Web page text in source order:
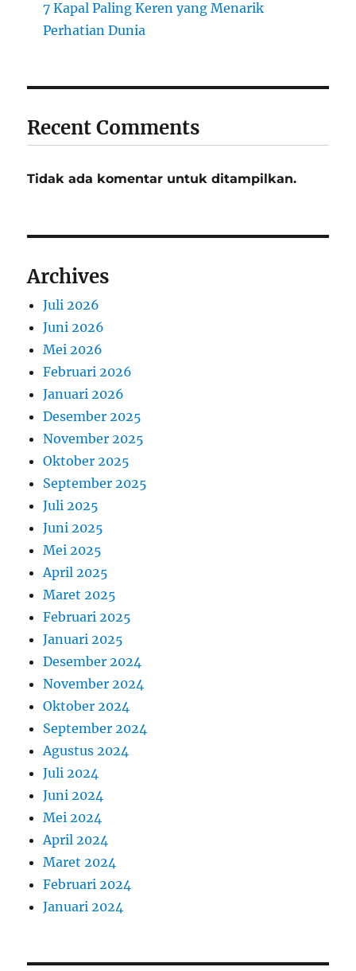
7 Kapal Paling Keren yang Menarik
Perhatian Dunia
Recent Comments
Tidak ada komentar untuk ditampilkan.
Archives
Juli 2026
Juni 2026
Mei 2026
Februari 2026
Januari 2026
Desember 2025
November 2025
Oktober 2025
September 2025
Juli 2025
Juni 2025
Mei 2025
April 2025
Maret 2025
Februari 2025
Januari 2025
Desember 2024
November 2024
Oktober 2024
September 2024
Agustus 2024
Juli 2024
Juni 2024
Mei 2024
April 2024
Maret 2024
Februari 2024
Januari 2024